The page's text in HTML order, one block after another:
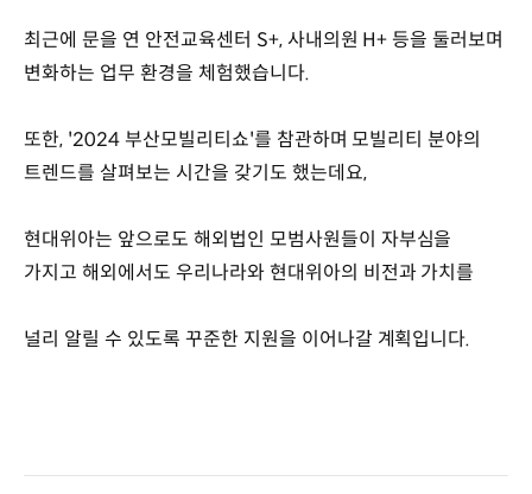
최근에 문을 연 안전교육센터 S+, 사내의원 H+ 등을 둘러보며
변화하는 업무 환경을 체험했습니다.
또한, '2024 부산모빌리티쇼'를 참관하며 모빌리티 분야의
트렌드를 살펴보는 시간을 갖기도 했는데요,
현대위아는 앞으로도 해외법인 모범사원들이 자부심을
가지고 해외에서도 우리나라와 현대위아의 비전과 가치를
널리 알릴 수 있도록 꾸준한 지원을 이어나갈 계획입니다.